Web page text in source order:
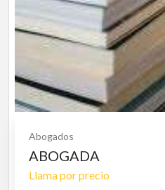
Abogados
ABOGADA
Llama por precio